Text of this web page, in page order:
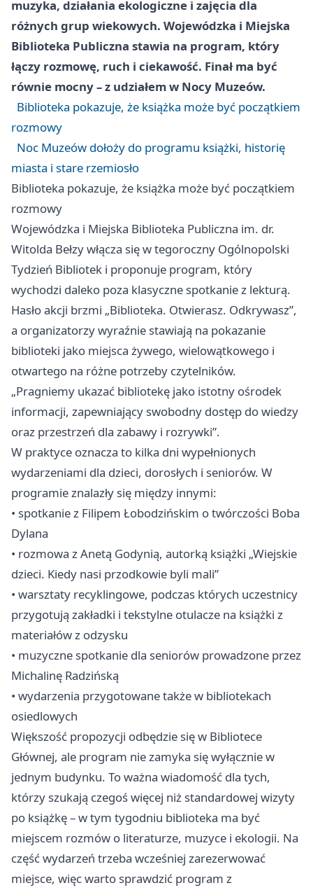
muzyka, działania ekologiczne i zajęcia dla
różnych grup wiekowych. Wojewódzka i Miejska
Biblioteka Publiczna stawia na program, który
łączy rozmowę, ruch i ciekawość. Finał ma być
równie mocny – z udziałem w Nocy Muzeów.
Biblioteka pokazuje, że książka może być początkiem
rozmowy
Noc Muzeów dołoży do programu książki, historię
miasta i stare rzemiosło
Biblioteka pokazuje, że książka może być początkiem
rozmowy
Wojewódzka i Miejska Biblioteka Publiczna im. dr.
Witolda Bełzy włącza się w tegoroczny Ogólnopolski
Tydzień Bibliotek i proponuje program, który
wychodzi daleko poza klasyczne spotkanie z lekturą.
Hasło akcji brzmi „Biblioteka. Otwierasz. Odkrywasz”,
a organizatorzy wyraźnie stawiają na pokazanie
biblioteki jako miejsca żywego, wielowątkowego i
otwartego na różne potrzeby czytelników.
„Pragniemy ukazać bibliotekę jako istotny ośrodek
informacji, zapewniający swobodny dostęp do wiedzy
oraz przestrzeń dla zabawy i rozrywki”.
W praktyce oznacza to kilka dni wypełnionych
wydarzeniami dla dzieci, dorosłych i seniorów. W
programie znalazły się między innymi:
• spotkanie z Filipem Łobodzińskim o twórczości Boba
Dylana
• rozmowa z Anetą Godynią, autorką książki „Wiejskie
dzieci. Kiedy nasi przodkowie byli mali”
• warsztaty recyklingowe, podczas których uczestnicy
przygotują zakładki i tekstylne otulacze na książki z
materiałów z odzysku
• muzyczne spotkanie dla seniorów prowadzone przez
Michalinę Radzińską
• wydarzenia przygotowane także w bibliotekach
osiedlowych
Większość propozycji odbędzie się w Bibliotece
Głównej, ale program nie zamyka się wyłącznie w
jednym budynku. To ważna wiadomość dla tych,
którzy szukają czegoś więcej niż standardowej wizyty
po książkę – w tym tygodniu biblioteka ma być
miejscem rozmów o literaturze, muzyce i ekologii. Na
część wydarzeń trzeba wcześniej zarezerwować
miejsce, więc warto sprawdzić program z